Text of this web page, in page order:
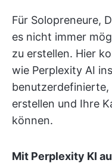
Für Solopreneure,
es nicht immer
zu erstellen. Hier
wie Perplexity AI
erstellen und Ihre
können.
Mit Perplexity KI